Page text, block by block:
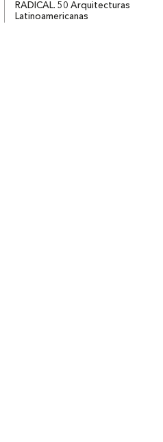
RADICAL. 50 Arquitecturas
Latinoamericanas